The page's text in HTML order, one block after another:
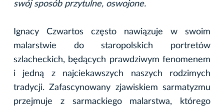
swój sposób przytulne, oswojone.
Ignacy Czwartos często nawiązuje w swoim
malarstwie do staropolskich portretów
szlacheckich, będących prawdziwym fenomenem
i jedną z najciekawszych naszych rodzimych
tradycji. Zafascynowany zjawiskiem sarmatyzmu
przejmuje z sarmackiego malarstwa, którego